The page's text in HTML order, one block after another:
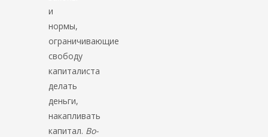
и
нормы,
ограничивающие
свободу
капиталиста
делать
деньги,
накапливать
капитал. Во-